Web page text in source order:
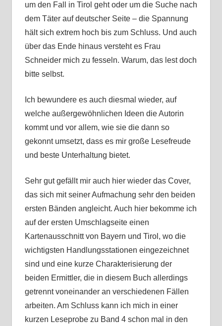
um den Fall in Tirol geht oder um die Suche nach
dem Täter auf deutscher Seite – die Spannung
hält sich extrem hoch bis zum Schluss. Und auch
über das Ende hinaus versteht es Frau
Schneider mich zu fesseln. Warum, das lest doch
bitte selbst.
Ich bewundere es auch diesmal wieder, auf
welche außergewöhnlichen Ideen die Autorin
kommt und vor allem, wie sie die dann so
gekonnt umsetzt, dass es mir große Lesefreude
und beste Unterhaltung bietet.
Sehr gut gefällt mir auch hier wieder das Cover,
das sich mit seiner Aufmachung sehr den beiden
ersten Bänden angleicht. Auch hier bekomme ich
auf der ersten Umschlagseite einen
Kartenausschnitt von Bayern und Tirol, wo die
wichtigsten Handlungsstationen eingezeichnet
sind und eine kurze Charakterisierung der
beiden Ermittler, die in diesem Buch allerdings
getrennt voneinander an verschiedenen Fällen
arbeiten. Am Schluss kann ich mich in einer
kurzen Leseprobe zu Band 4 schon mal in den